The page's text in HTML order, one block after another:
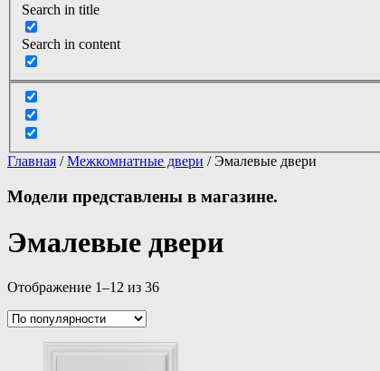
Search in title
Search in content
Главная /Межкомнатные двери / Эмалевые двери
Модели представлены в магазине.
Эмалевые двери
Отображение 1–12 из 36